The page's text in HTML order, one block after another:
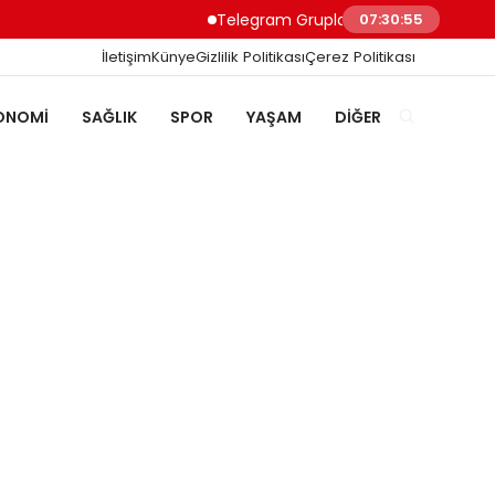
Telegram Grupları ile Doğru Topluluğa
07:30:56
İletişimKünyeGizlilik PolitikasıÇerez Politikası
SAĞLIK SPOR YAŞAM DIĞER